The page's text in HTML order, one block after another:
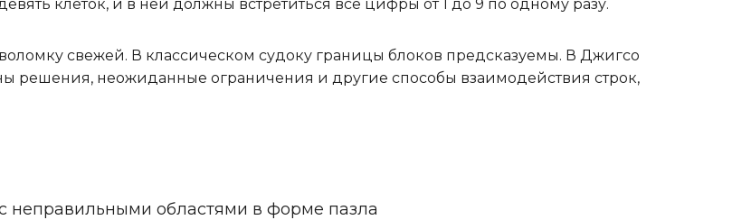
клеток, и в ней должны встретиться все цифры от 1 до 9 по одному разу.
свежей. В классическом судоку границы блоков предсказуемы. В Джигсо
решения, неожиданные ограничения и другие способы взаимодействия строк,
неправильными областями в форме пазла